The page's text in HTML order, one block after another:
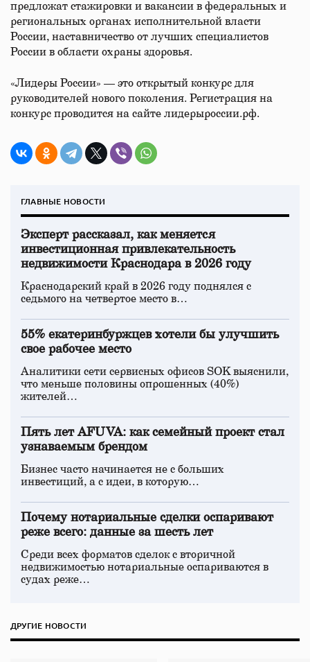
предложат стажировки и вакансии в федеральных и
региональных органах исполнительной власти
России, наставничество от лучших специалистов
России в области охраны здоровья.
«Лидеры России» — это открытый конкурс для
руководителей нового поколения. Регистрация на
конкурс проводится на сайте лидерыроссии.рф.
ГЛАВНЫЕ НОВОСТИ
Эксперт рассказал, как меняется
инвестиционная привлекательность
недвижимости Краснодара в 2026 году
Краснодарский край в 2026 году поднялся с
седьмого на четвертое место в…
55% екатеринбуржцев хотели бы улучшить
свое рабочее место
Аналитики сети сервисных офисов SOK выяснили,
что меньше половины опрошенных (40%)
жителей…
Пять лет AFUVA: как семейный проект стал
узнаваемым брендом
Бизнес часто начинается не с больших
инвестиций, а с идеи, в которую…
Почему нотариальные сделки оспаривают
реже всего: данные за шесть лет
Среди всех форматов сделок с вторичной
недвижимостью нотариальные оспариваются в
судах реже…
ДРУГИЕ НОВОСТИ